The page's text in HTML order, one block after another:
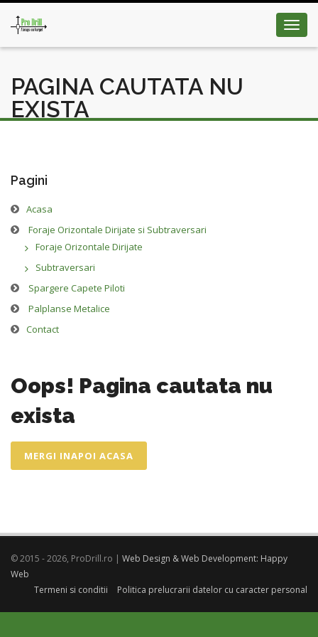
PAGINA CAUTATA NU
EXISTA
Pagini
Acasa
Foraje Orizontale Dirijate si Subtraversari
Foraje Orizontale Dirijate
Subtraversari
Spargere Capete Piloti
Palplanse Metalice
Contact
Oops! Pagina cautata nu
exista
MERGI INAPOI ACASA
© 2015 - 2026, ProDrill.ro | Web Design & Web Development: Happy
Web
Termeni si conditii
Politica prelucrarii datelor cu caracter personal